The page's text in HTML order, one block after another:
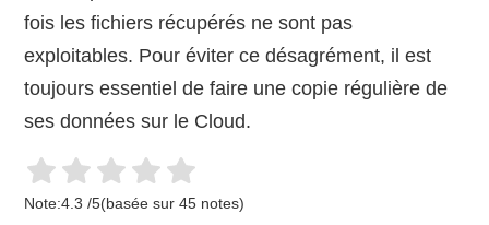
fois les fichiers récupérés ne sont pas
exploitables. Pour éviter ce désagrément, il est
toujours essentiel de faire une copie régulière de
ses données sur le Cloud.
Note:4.3 /5(basée sur45 notes)